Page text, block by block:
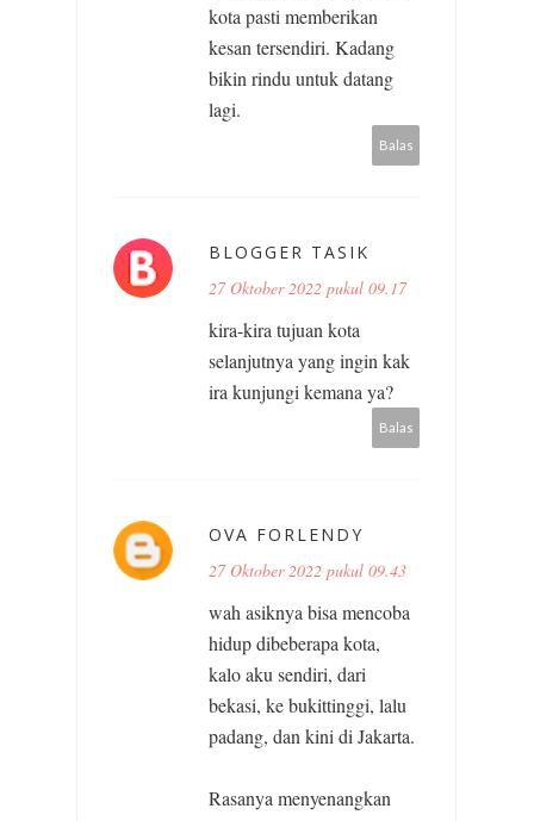
kota pasti memberikan
kesan tersendiri. Kadang
bikin rindu untuk datang
lagi.
Balas
BLOGGER TASIK
27 Oktober 2022 pukul 09.17
kira-kira tujuan kota
selanjutnya yang ingin kak
ira kunjungi kemana ya?
Balas
OVA FORLENDY
27 Oktober 2022 pukul 09.43
wah asiknya bisa mencoba
hidup dibeberapa kota,
kalo aku sendiri, dari
bekasi, ke bukittinggi, lalu
padang, dan kini di Jakarta.
Rasanya menyenangkan